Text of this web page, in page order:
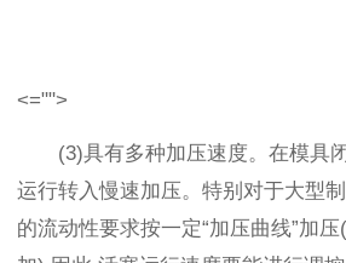
<="">
(3)具有多种加压速度。在模具
运行转入慢速加压。特别对于大型
的流动性要求按一定“加压曲线”加